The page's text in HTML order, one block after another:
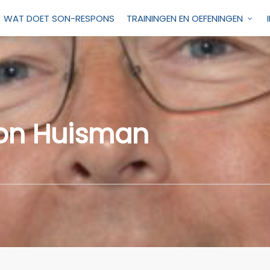
WAT DOET SON-RESPONS TRAININGEN EN OEFENINGEN
Huisman